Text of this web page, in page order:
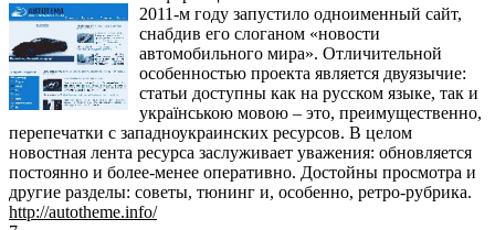
2011-м году запустило одноименный сайт,
снабдив его слоганом «новости
автомобильного мира». Отличительной
особенностью проекта является двуязычие:
статьи доступны как на русском языке, так и
українською мовою – это, преимущественно,
перепечатки с западноукраинских ресурсов. В целом
новостная лента ресурса заслуживает уважения: обновляется
постоянно и более-менее оперативно. Достойны просмотра и
другие разделы: советы, тюнинг и, особенно, ретро-рубрика.
http://autotheme.info/